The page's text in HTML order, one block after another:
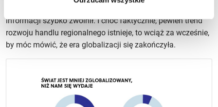
informacji szybko zwolnił. I choć faktycznie, pewien trend
rozwoju handlu regionalnego istnieje, to wciąż za wcześnie,
by móc mówić, że era globalizacji się zakończyła.